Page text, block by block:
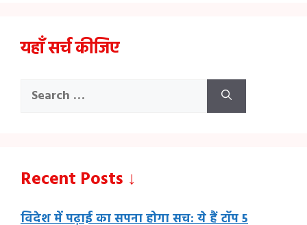
यहाँ सर्च कीजिए
Search
Recent Posts ↓
विदेश में पढ़ाई का सपना होगा सच: ये हैं टॉप 5